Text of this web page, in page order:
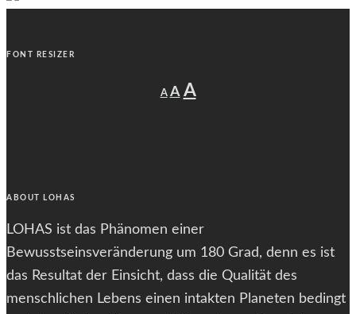
FONT RESIZER
A
Decrease
font
A Reset
AIncrease
ABOUT LOHAS
LOHAS ist das Phänomen einer
Bewusstseinsveränderung um 180 Grad, denn es ist
das Resultat der Einsicht, dass die Qualität des
menschlichen Lebens einen intakten Planeten bedingt